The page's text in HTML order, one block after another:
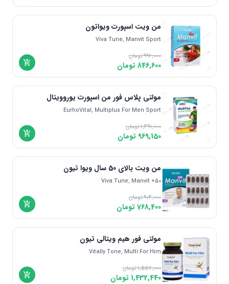
دانمارک | Denmark
مالزی | Malaysia
یونان | Greece
من ویت اسپورت ویواتون
Viva Tune, Manvit Sport
996,000تومان
846,600 تومان
مولتی پلاس فور من اسپورت یوروویتال
EurhoVital, Multiplus For Men Sport
1,491,000تومان
969,150 تومان
من ویت بالای 50 سال ویوا تیون
Viva Tune, Manvit +50
904,000تومان
768,400 تومان
مولتی فور هیم ویتالی تیون
Vitally Tone, Multi For Him
1,557,000تومان
1,432,440 تومان